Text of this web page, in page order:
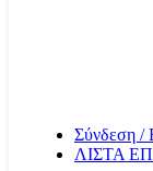
Σύνδεση /
ΛΙΣΤΑ